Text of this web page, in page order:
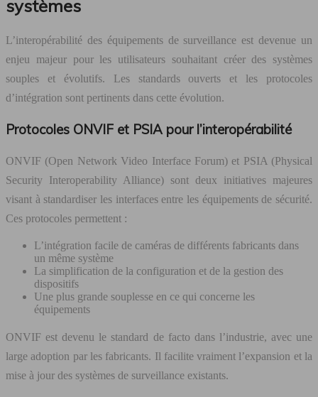
systèmes
L’interopérabilité des équipements de surveillance est devenue un
enjeu majeur pour les utilisateurs souhaitant créer des systèmes
souples et évolutifs. Les standards ouverts et les protocoles
d’intégration sont pertinents dans cette évolution.
Protocoles ONVIF et PSIA pour l’interopérabilité
ONVIF (Open Network Video Interface Forum) et PSIA (Physical
Security Interoperability Alliance) sont deux initiatives majeures
visant à standardiser les interfaces entre les équipements de sécurité.
Ces protocoles permettent :
L’intégration facile de caméras de différents fabricants dans
un même système
La simplification de la configuration et de la gestion des
dispositifs
Une plus grande souplesse en ce qui concerne les
équipements
ONVIF est devenu le standard de facto dans l’industrie, avec une
large adoption par les fabricants. Il facilite vraiment l’expansion et la
mise à jour des systèmes de surveillance existants.